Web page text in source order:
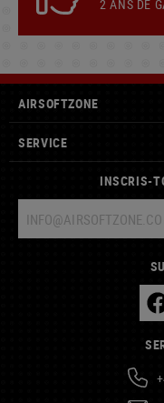
2 ANS DE
AIRSOFTZONE
SERVICE
INSCRIS-